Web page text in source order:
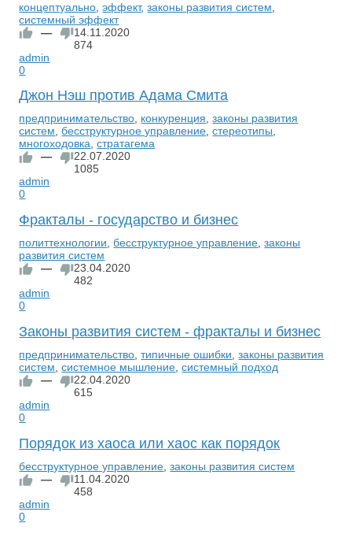
концептуально ,эффект,законы развития систем
системный эффект
—
14.11.2020
874
admin
0
Джон Нэш против Адама Смита
предпринимательство, конкуренция,законы развития
систем,бесструктурное управление,стереотипы,
многоходовка,стратагема
—
22.07.2020
1085
admin
0
Фракталы - государство и бизнес
политтехнологии,бесструктурное управление,законы
развития систем
—
23.04.2020
482
admin
0
Законы развития систем - фракталы и бизнес
предпринимательство,типичные ошибки,законы развития
систем,системное мышление,системный подход
—
22.04.2020
615
admin
0
Порядок из хаоса или хаос как порядок
бесструктурное управление,законы развития систем
—
11.04.2020
458
admin
0